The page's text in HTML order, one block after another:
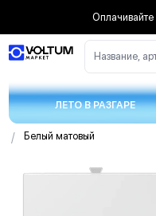
Оплачивайте
Название,
ЛЕТО В РАЗГАРЕ
/ Белый матовый